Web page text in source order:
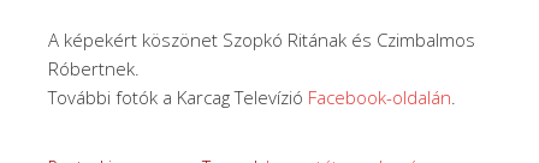
A képekért köszönet Szopkó Ritának és Czimbalmos
Róbertnek.
További fotók a Karcag Televízió Facebook-oldalán